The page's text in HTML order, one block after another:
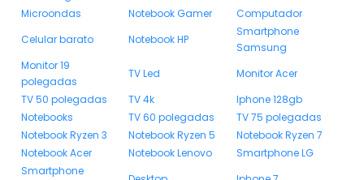
Microondas
Notebook Gamer
Computador
Celular barato
Notebook HP
Smartphone
Samsung
Monitor 19
polegadas
TV Led
Monitor Acer
TV 50 polegadas
TV 4k
Iphone 128gb
Notebooks
TV 60 polegadas
TV 75 polegadas
Notebook Ryzen 3
Notebook Ryzen 5
Notebook Ryzen 7
Notebook Acer
Notebook Lenovo
Smartphone LG
Smartphone